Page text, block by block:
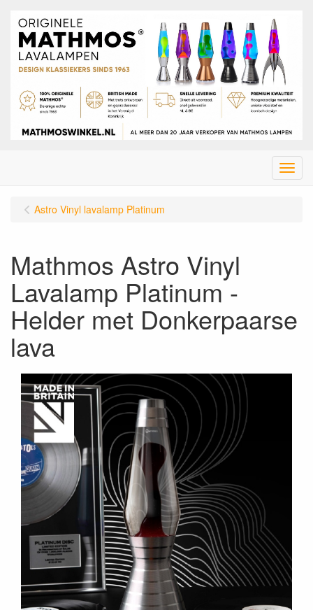
Menu
Astro Vinyl lavalamp Platinum
Mathmos Astro Vinyl
Lavalamp Platinum -
Helder met Donkerpaarse
lava